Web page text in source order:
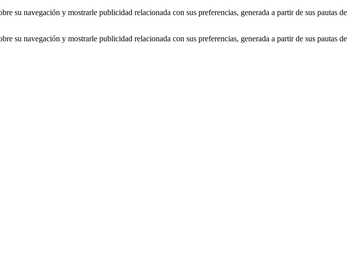
su navegación y mostrarle publicidad relacionada con sus preferencias, generada a partir de sus pautas de
su navegación y mostrarle publicidad relacionada con sus preferencias, generada a partir de sus pautas de